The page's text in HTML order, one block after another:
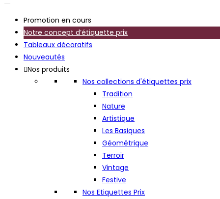
Promotion en cours
Notre concept d’étiquette prix
Tableaux décoratifs
Nouveautés
Nos produits
Nos collections d'étiquettes prix
Tradition
Nature
Artistique
Les Basiques
Géométrique
Terroir
Vintage
Festive
Nos Etiquettes Prix